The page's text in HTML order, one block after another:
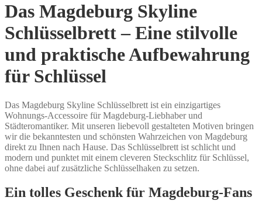
Das Magdeburg Skyline
Schlüsselbrett – Eine stilvolle
und praktische Aufbewahrung
für Schlüssel
Das Magdeburg Skyline Schlüsselbrett ist ein einzigartiges
Wohnungs-Accessoire für Magdeburg-Liebhaber und
Städteromantiker. Mit unseren liebevoll gestalteten Motiven bringen
wir die bekanntesten und schönsten Wahrzeichen von Magdeburg
direkt zu Ihnen nach Hause. Das Schlüsselbrett ist schlicht und
modern und punktet mit einem cleveren Steckschlitz für Schlüssel,
ohne dabei auf zusätzliche Schlüsselhaken zu setzen.
Ein tolles Geschenk für Magdeburg-Fans